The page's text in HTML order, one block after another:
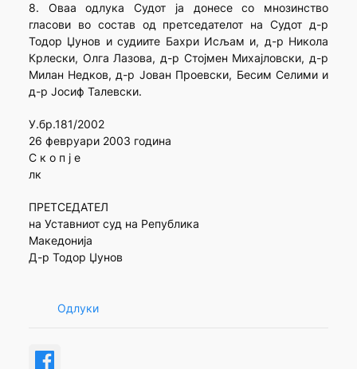
8. Оваа одлука Судот ја донесе со мнозинство
гласови во состав од претседателот на Судот д-р
Тодор Џунов и судиите Бахри Исљам и, д-р Никола
Крлески, Олга Лазова, д-р Стојмен Михајловски, д-р
Милан Недков, д-р Јован Проевски, Бесим Селими и
д-р Јосиф Талевски.
У.бр.181/2002
26 февруари 2003 година
С к о п ј е
лк
ПРЕТСЕДАТЕЛ
на Уставниот суд на Република
Македонија
Д-р Тодор Џунов
Одлуки